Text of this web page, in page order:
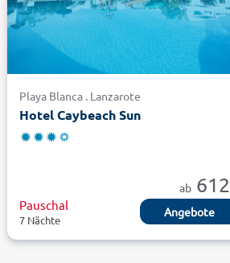
Playa Blanca . Lanzarote
Hotel Caybeach Sun
ab 612
Pauschal
7 Nächte
Angebote